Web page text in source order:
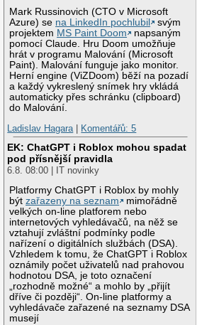
Mark Russinovich (CTO v Microsoft
Azure) se na LinkedIn pochlubil
svým
projektem MS Paint Doom
napsaným
pomocí Claude. Hru Doom umožňuje
hrát v programu Malování (Microsoft
Paint). Malování funguje jako monitor.
Herní engine (ViZDoom) běží na pozadí
a každý vykreslený snímek hry vkládá
automaticky přes schránku (clipboard)
do Malování.
Ladislav Hagara| Komentářů: 5
EK: ChatGPT i Roblox mohou spadat
pod přísnější pravidla
6.8. 08:00 | IT novinky
Platformy ChatGPT i Roblox by mohly
býtzařazeny na seznam
mimořádně
velkých on-line platforem nebo
internetových vyhledávačů, na něž se
vztahují zvláštní podmínky podle
nařízení o digitálních službách (DSA).
Vzhledem k tomu, že ChatGPT i Roblox
oznámily počet uživatelů nad prahovou
hodnotou DSA, je toto označení
„rozhodně možné“ a mohlo by „přijít
dříve či později“. On-line platformy a
vyhledávače zařazené na seznamy DSA
musejí